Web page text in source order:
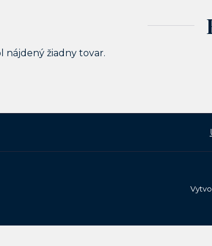
nájdený žiadny tovar.